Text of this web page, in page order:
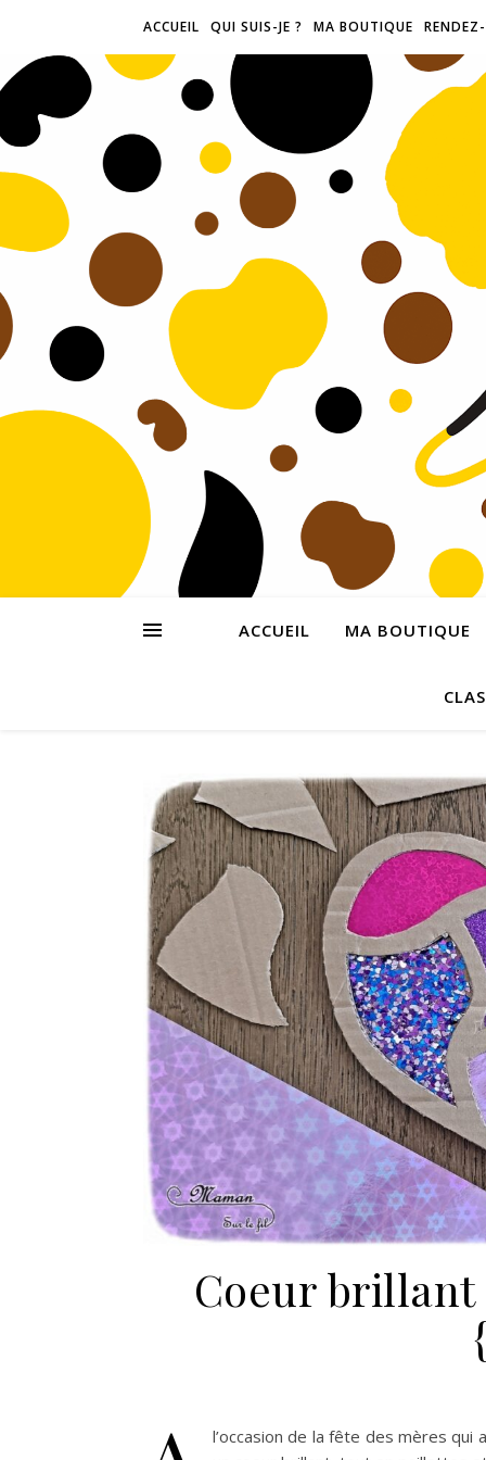
ACCUEIL QUI SUIS-JE ? MA BOUTIQUE
ACCUEIL MA BOUTIQUE
Coeur brillant
l’occasion de la fête des mères qui